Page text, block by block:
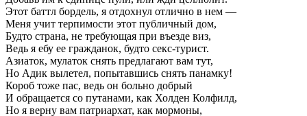
Этот баттл бордель, я отдохнул отлично в нем —
Меня учит терпимости этот публичный дом,
Будто страна, не требующая при въезде виз,
Ведь я ебу ее гражданок, будто секс-турист.
Азиаток, мулаток снять предлагают вам тут,
Но Адик вылетел, попытавшись снять панамку!
Короб тоже пас, ведь он больно добрый
И обращается со путанами, как Холден Колфилд,
Но я верну вам патриархат, как мормоны,